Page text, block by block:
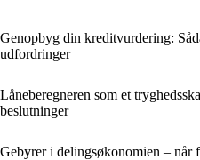
Genopbyg din kreditvurdering:
udfordringer
Låneberegneren som et
beslutninger
Gebyrer i delingsøkonomien – når